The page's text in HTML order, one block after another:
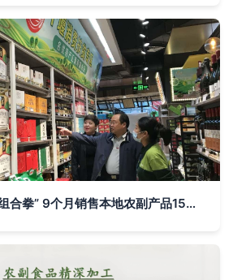
十堰商务助农打出“组合拳” 9个月销售本地农副产品15亿元的实践与启示